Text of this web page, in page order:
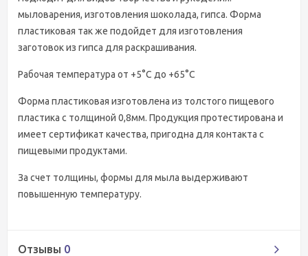
мыловарения, изготовления шоколада, гипса. Форма
пластиковая так же подойдет для изготовления
заготовок из гипса для раскрашивания.
Рабочая температура от +5°C до +65°C
Форма пластиковая изготовлена из толстого пищевого
пластика с толщиной 0,8мм. Продукция протестирована и
имеет сертификат качества, пригодна для контакта с
пищевыми продуктами.
За счет толщины, формы для мыла выдерживают
повышенную температуру.
Отзывы 0